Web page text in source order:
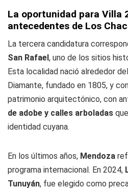
La oportunidad para Villa
antecedentes de Los
La tercera candidatura
San Rafael, uno de los sitios
Esta localidad nació alrededor
Diamante, fundado en 1805, y
patrimonio arquitectónico, con
de adobe y calles arboladas
identidad cuyana.
En los últimos años, Mendoza
programa internacional. En 2024,
Tunuyán, fue elegido como